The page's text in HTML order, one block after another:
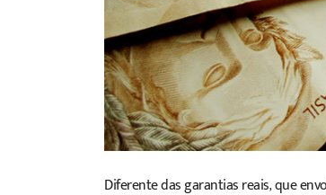
Diferente das garantias reais, que